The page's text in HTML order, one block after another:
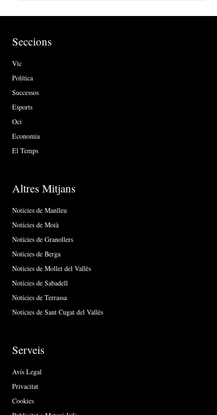
Seccions
Vic
Política
Successos
Esports
Oci
Economia
El Temps
Altres Mitjans
Notícies de Manlleu
Notícies de Moià
Notícies de Granollers
Notícies de Berga
Notícies de Mollet del Vallès
Notícies de Sabadell
Notícies de Terrassa
Notícies de Sant Cugat del Vallès
Serveis
Avís Legal
Privacitat
Cookies